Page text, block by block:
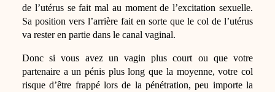
de l’utérus se fait mal au moment de l’excitation sexuelle.
Sa position vers l’arrière fait en sorte que le col de l’utérus
va rester en partie dans le canal vaginal.
Donc si vous avez un vagin plus court ou que votre
partenaire a un pénis plus long que la moyenne, votre col
risque d’être frappé lors de la pénétration, peu importe la